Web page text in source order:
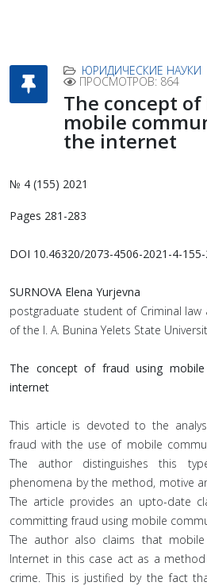
ЮРИДИЧЕСКИЕ НАУКИ
ПРОСМОТРОВ: 864
The concept
mobile
the internet
№ 4 (155) 2021
Pages 281-283
DOI 10.46320/2073-4506-2021-4-
SURNOVA Elena Yurjevna
postgraduate student of Criminal law
of the I. A. Bunina Yelets State
The concept of fraud using
internet
This article is devoted to the
fraud with the use of mobile
The author distinguishes this
phenomena by the method, motive
The article provides an upto-date
committing fraud using mobile
The author also claims that
Internet in this case act as a
crime. This is justified by the fact